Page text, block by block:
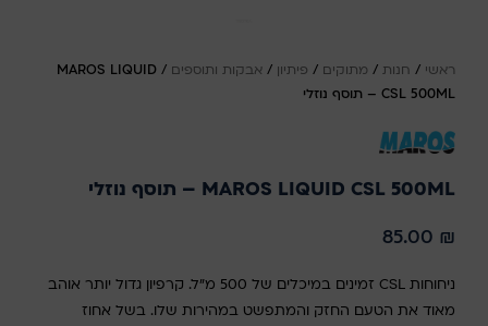
ראשי / חנות / מתוקים / פיתיון / אבקות ותוספים /
MAROS LIQUID
CSL 500ML – תוסף נוזלי
MAROS LIQUID CSL 500ML – תוסף נוזלי
85.00 ₪
ניחוחות CSL זמינים במיכלים של 500 מ"ל. קרפיון גדול יותר אוהב
מאוד את הטעם החזק והמתפשט במהירות שלו. בשל אחוז